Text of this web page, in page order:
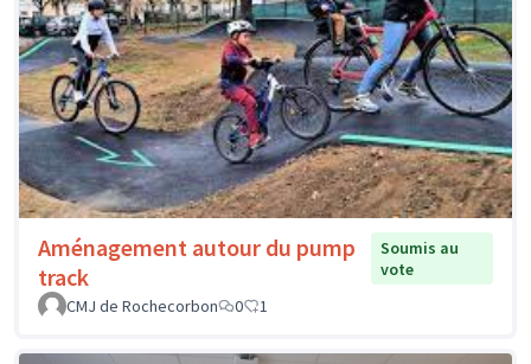
Aménagement autour du pump
track
Soumis au
vote
CMJ de Rochecorbon
0 1